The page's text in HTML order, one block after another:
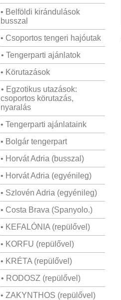
• Belföldi kirándulások
busszal
• Csoportos tengeri hajóutak
• Tengerparti ajánlatok
• Körutazások
• Egzotikus utazások:
csoportos körutazás,
nyaralás
• Tengerparti ajánlataink
• Bolgár tengerpart
• Horvát Adria (busszal)
• Horvát Adria (egyénileg)
• Szlovén Adria (egyénileg)
• Costa Brava (Spanyolo.)
• KEFALÓNIA (repülővel)
• KORFU (repülővel)
• KRÉTA (repülővel)
• RODOSZ (repülővel)
• ZAKYNTHOS (repülővel)